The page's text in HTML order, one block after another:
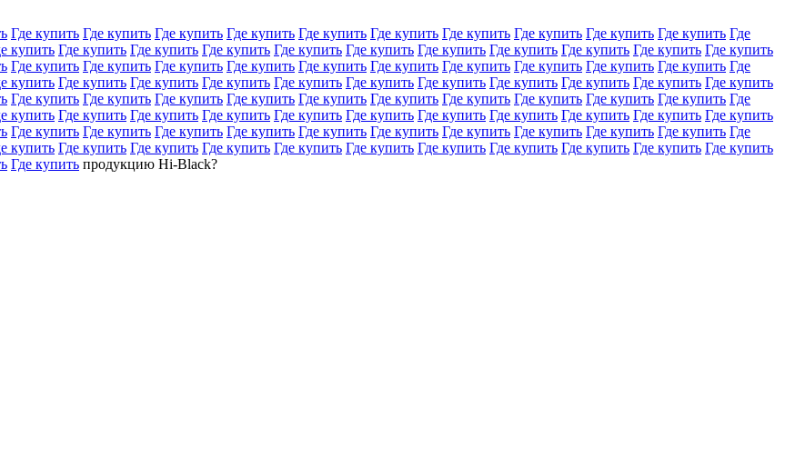
Где купить Где купить Где купить Где купить Где купить Где купить Где купить Где купить Где купить Где купить Где
купить Где купить Где купить Где купить Где купить Где купить Где купить Где купить Где купить Где купить Где купить
Где купить Где купить Где купить Где купить Где купить Где купить Где купить Где купить Где купить Где купить Где
купить Где купить Где купить Где купить Где купить Где купить Где купить Где купить Где купить Где купить Где купить
Где купить Где купить Где купить Где купить Где купить Где купить Где купить Где купить Где купить Где купить Где
купить Где купить Где купить Где купить Где купить Где купить Где купить Где купить Где купить Где купить Где купить
Где купить Где купить Где купить Где купить Где купить Где купить Где купить Где купить Где купить Где купить Где
купить Где купить Где купить Где купить Где купить Где купить Где купить Где купить Где купить Где купить Где купить
Где купить продукцию Hi-Black?